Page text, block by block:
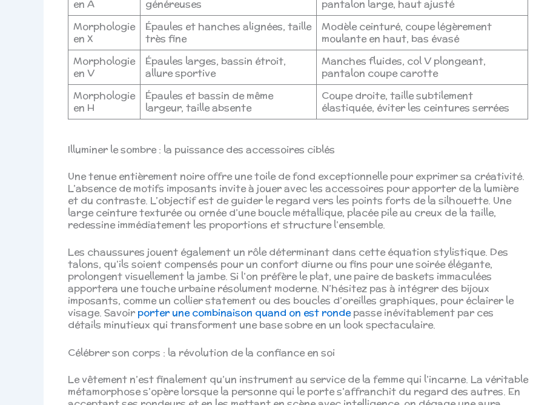
en A
généreuses
pantalon large, haut ajusté
Morphologie
en X
Épaules et hanches alignées, taille
très fine
Modèle ceinturé, coupe légèrement
moulante en haut, bas évasé
Morphologie
en V
Épaules larges, bassin étroit,
allure sportive
Manches fluides, col V plongeant,
pantalon coupe carotte
Morphologie
en H
Épaules et bassin de même
largeur, taille absente
Coupe droite, taille subtilement
élastiquée, éviter les ceintures serrées
Illuminer le sombre : la puissance des accessoires ciblés
Une tenue entièrement noire offre une toile de fond exceptionnelle pour exprimer sa créativité.
L’absence de motifs imposants invite à jouer avec les accessoires pour apporter de la lumière
et du contraste. L’objectif est de guider le regard vers les points forts de la silhouette. Une
large ceinture texturée ou ornée d’une boucle métallique, placée pile au creux de la taille,
redessine immédiatement les proportions et structure l’ensemble.
Les chaussures jouent également un rôle déterminant dans cette équation stylistique. Des
talons, qu’ils soient compensés pour un confort diurne ou fins pour une soirée élégante,
prolongent visuellement la jambe. Si l’on préfère le plat, une paire de baskets immaculées
apportera une touche urbaine résolument moderne. N’hésitez pas à intégrer des bijoux
imposants, comme un collier statement ou des boucles d’oreilles graphiques, pour éclairer le
visage. Savoir porter une combinaison quand on est rondepasse inévitablement par ces
détails minutieux qui transforment une base sobre en un look spectaculaire.
Célébrer son corps : la révolution de la confiance en soi
Le vêtement n’est finalement qu’un instrument au service de la femme qui l’incarne. La véritable
métamorphose s’opère lorsque la personne qui le porte s’affranchit du regard des autres. En